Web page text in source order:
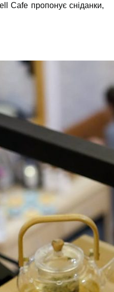
Cafe пропонує сніданки,